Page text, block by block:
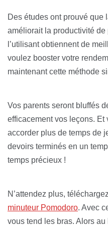
Des études ont prouvé que
améliorait la productivité de
l’utilisant obtiennent de
voulez booster votre
maintenant cette méthode
Vos parents seront bluffés
efficacement vos leçons. Et
accorder plus de temps de
devoirs terminés en un
temps précieux !
N’attendez plus,
minuteur Pomodoro. Avec
vous tend les bras. Alors